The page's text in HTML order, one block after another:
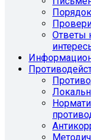
Ответы